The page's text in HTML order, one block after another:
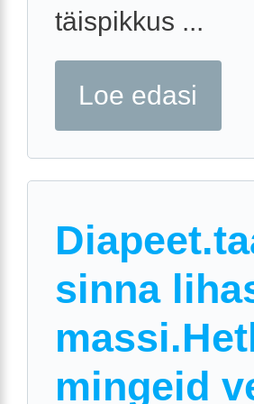
täispikkus ...
Loe edasi
sinna
mingeid